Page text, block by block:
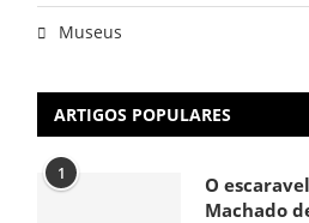
Museus
ARTIGOS POPULARES
1
O
Machado